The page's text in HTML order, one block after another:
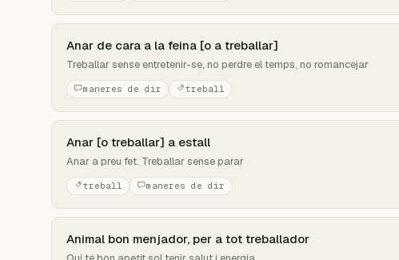
Anar de cara a la feina [o a treballar]
Treballar sense entretenir-se, no perdre el temps, no romancejar
maneres de dir treball
Anar [o treballar] a estall
Anar a preu fet. Treballar sense parar
treball maneres de dir
Animal bon menjador, per a tot treballador